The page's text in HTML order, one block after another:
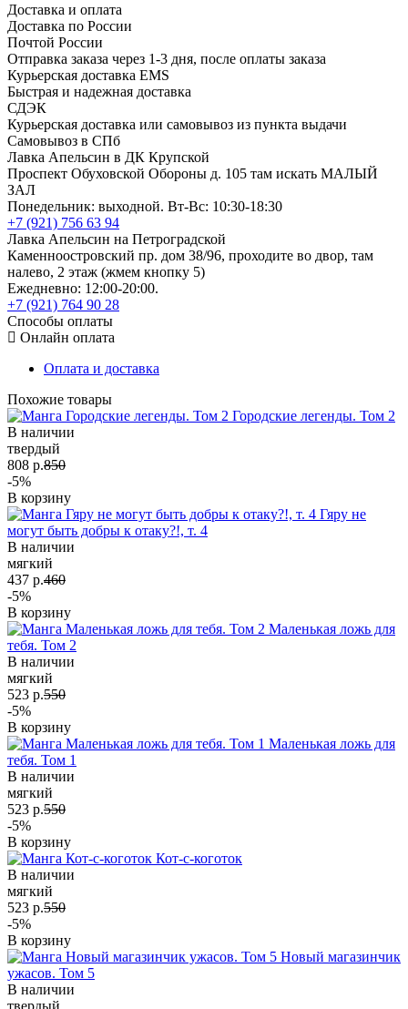
Доставка и оплата
Доставка по России
Почтой России
Отправка заказа через 1-3 дня, после оплаты заказа
Курьерская доставка EMS
Быстрая и надежная доставка
СДЭК
Курьерская доставка или самовывоз из пункта выдачи
Самовывоз в СПб
Лавка Апельсин в ДК Крупской
Проспект Обуховской Обороны д. 105 там искать МАЛЫЙ
ЗАЛ
Понедельник: выходной. Вт-Вс: 10:30-18:30
+7 (921) 756 63 94
Лавка Апельсин на Петроградской
Каменноостровский пр. дом 38/96, проходите во двор, там
налево, 2 этаж (жмем кнопку 5)
Ежедневно: 12:00-20:00.
+7 (921) 764 90 28
Способы оплаты
Онлайн оплата
Оплата и доставка
Похожие товары
Городские легенды. Том 2
В наличии
твердый
808 р.850
-5%
В корзину
Гяру не
могут быть добры к отаку?!, т. 4
В наличии
мягкий
437 р.460
-5%
В корзину
Маленькая ложь для
тебя. Том 2
В наличии
мягкий
523 р.550
-5%
В корзину
Маленькая ложь для
тебя. Том 1
В наличии
мягкий
523 р.550
-5%
В корзину
Кот-с-коготок
В наличии
мягкий
523 р.550
-5%
В корзину
Новый магазинчик
ужасов. Том 5
В наличии
твердый